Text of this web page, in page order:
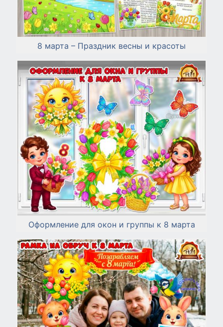
8 марта – Праздник весны и красоты
Оформление для окон и группы к 8 марта